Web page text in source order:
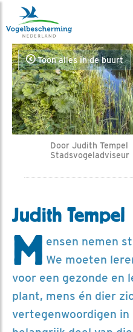
Toon alles in de buurt
Door Judith Tempel
Stadsvogeladviseur
Judith Tempel
M ensen nemen
We moeten
voor een gezonde en
plant, mens én dier
vertegenwoordigen